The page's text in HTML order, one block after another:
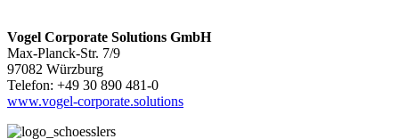
Vogel Corporate Solutions GmbH
Max-Planck-Str. 7/9
97082 Würzburg
Telefon: +49 30 890 481-0
www.vogel-corporate.solutions